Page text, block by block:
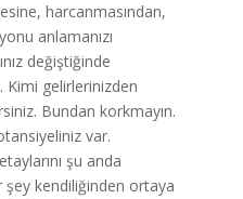
harcanmasından,
anlamanızı
değiştiğinde
Kimi gelirlerinizden
Bundan korkmayın.
var.
şu anda
şey kendiliğinden ortaya